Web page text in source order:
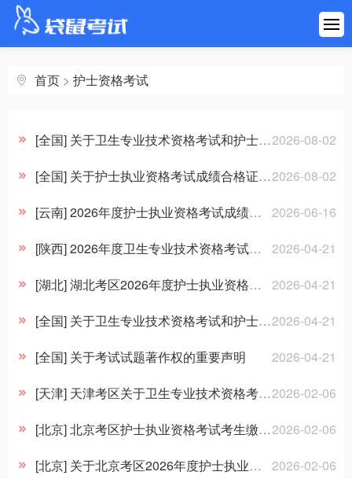
首页
建筑工程
财会金融
职业资格
学历考研
招聘信息
首页 > 护士资格考试
2026-08-02
[全国] 关于卫生专业技术资格考试和护士执业资格考试成绩单全面实行电子化管理有关情况的说明
2026-08-02
[全国] 关于护士执业资格考试成绩合格证明全面实行电子化管理有关情况的说明
2026-06-16
[云南] 2026年度护士执业资格考试成绩查询说明
2026-04-21
[陕西] 2026年度卫生专业技术资格考试和护士执业资格考试陕西考区温馨提示
2026-04-21
[湖北] 湖北考区2026年度护士执业资格考试工作顺利完成
2026-04-21
[全国] 关于卫生专业技术资格考试和护士执业资格考试的重要声明
2026-04-21
[全国] 关于考试试题著作权的重要声明
2026-02-06
[天津] 天津考区关于卫生专业技术资格考试和护士执业资格考试缴费及开具电子票据的操作说明
2026-02-06
[北京] 北京考区护士执业资格考试考生缴费开票流程指引
2026-02-06
[北京] 关于北京考区2026年度护士执业资格考试网上缴费的通知